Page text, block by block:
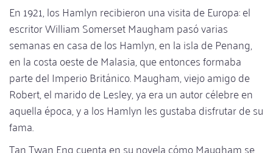
En 1921, los Hamlyn recibieron una visita de Europa: el
escritor William Somerset Maugham pasó varias
semanas en casa de los Hamlyn, en la isla de Penang,
en la costa oeste de Malasia, que entonces formaba
parte del Imperio Británico. Maugham, viejo amigo de
Robert, el marido de Lesley, ya era un autor célebre en
aquella época, y a los Hamlyn les gustaba disfrutar de su
fama.
Tan Twan Eng cuenta en su novela cómo Maugham se